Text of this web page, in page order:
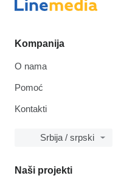
Kompanija
O nama
Pomoć
Kontakti
Srbija / srpski
Naši projekti